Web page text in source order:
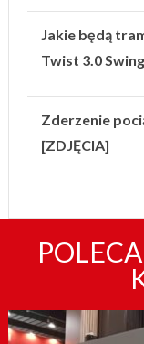
Jakie będą
Twist 3.0
Zderzenie
[ZDJĘCIA]